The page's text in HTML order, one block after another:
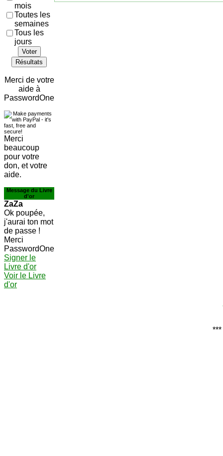
mois
Toutes les
semaines
Tous les
jours
Voter
Résultats
Merci de votre
aide à
PasswordOne
Merci
beaucoup
pour votre
don, et votre
aide.
Message du Livre
d'or
ZaZa
Ok poupée,
j'aurai ton mot
de passe !
Merci
PasswordOne
Signer le
Livre d'or
Voir le Livre
d'or